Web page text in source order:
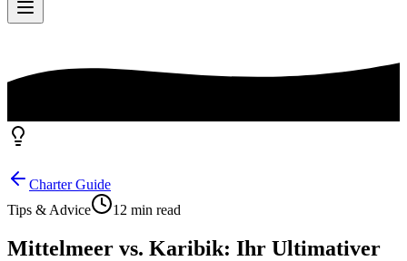
Charter Guide
Tips & Advice
12 min read
Mittelmeer vs. Karibik: Ihr Ultimativer